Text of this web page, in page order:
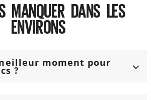
MANQUER DANS LES
ENVIRONS
moment pour
?